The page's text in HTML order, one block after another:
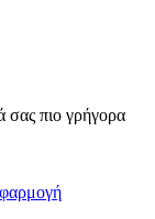
σας πιο γρήγορα